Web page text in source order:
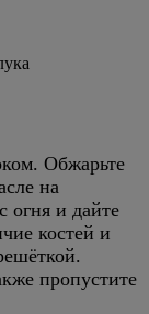
Обжарьте
на
огня и дайте
костей и
пропустите